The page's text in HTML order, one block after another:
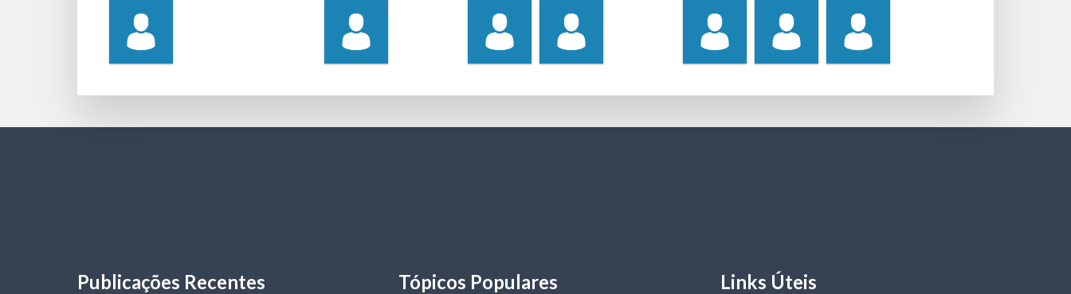
Publicações Recentes Tópicos Populares Links Úteis